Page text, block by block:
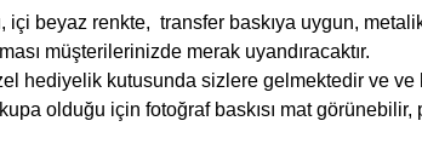
içi beyaz renkte, transfer baskıya uygun,
müşterilerinizde merak uyandıracaktır.
hediyelik kutusunda sizlere gelmektedir ve
olduğu için fotoğraf baskısı mat görünebilir,